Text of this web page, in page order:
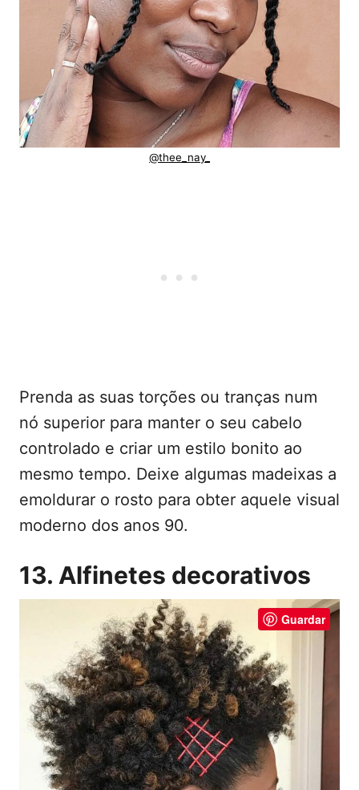
@thee_nay_
Prenda as suas torções ou tranças num
nó superior para manter o seu cabelo
controlado e criar um estilo bonito ao
mesmo tempo. Deixe algumas madeixas a
emoldurar o rosto para obter aquele visual
moderno dos anos 90.
13. Alfinetes decorativos
Guardar